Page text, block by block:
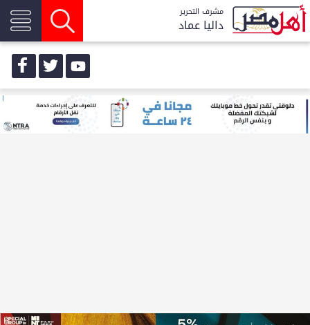
مشرف التحرير
داليا عماد